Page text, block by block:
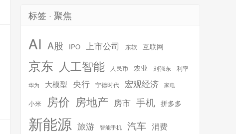
标签 · 聚焦
AI A股 IPO 上市公司 东软 互联网
京东 人工智能 人民币 农业 刘强东 利率
华为 大模型 央行 宁德时代 宏观经济 家电
小米 房价 房地产 房市 手机 拼多多
新能源 旅游 智能手机 汽车 消费